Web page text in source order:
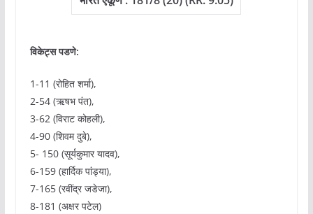
विकेट्स पडणे:
1-11 (रोहित शर्मा),
2-54 (ऋषभ पंत),
3-62 (विराट कोहली),
4-90 (शिवम दुबे),
5- 150 (सूर्यकुमार यादव),
6-159 (हार्दिक पांड्या),
7-165 (रवींद्र जडेजा),
8-181 (अक्षर पटेल)